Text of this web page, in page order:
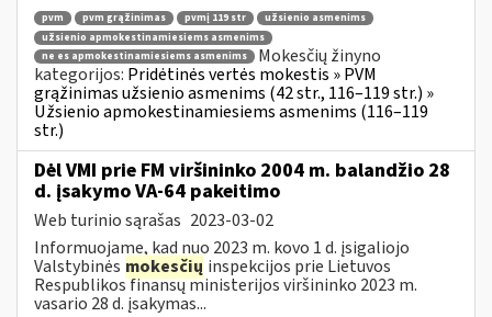
pvm pvm grąžinimas pvmį 119 str
užsienio asmenims
užsienio apmokestinamiesiems asmenims
ne es apmokestinamiesiems asmenims
Mokesčių žinyno
kategorijos: Pridėtinės vertės mokestis » PVM
grąžinimas užsienio asmenims (42 str., 116–119 str.) »
Užsienio apmokestinamiesiems asmenims (116–119
str.)
Dėl VMI prie FM viršininko 2004 m. balandžio 28
d. įsakymo VA-64 pakeitimo
Web turinio sąrašas 2023-03-02
Informuojame, kad nuo 2023 m. kovo 1 d. įsigaliojo
Valstybinės mokesčių inspekcijos prie Lietuvos
Respublikos finansų ministerijos viršininko 2023 m.
vasario 28 d. įsakymas...